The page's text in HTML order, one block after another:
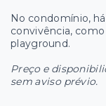
No condomínio,
convivência,
playground.
Preço e
sem aviso prévio.